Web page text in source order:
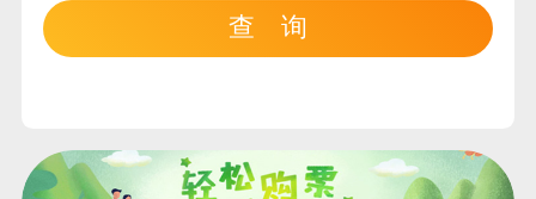
查 询